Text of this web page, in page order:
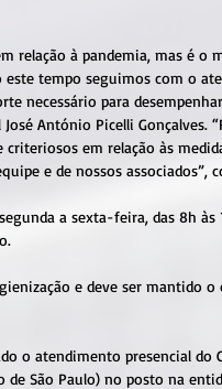
relação à pandemia, mas é o
tempo seguimos com o
necessário para
António Picelli Gonçalves.
em relação às
e de nossos associados”,
a sexta-feira, das 8h às
e deve ser mantido o
o atendimento presencial do
São Paulo) no posto na